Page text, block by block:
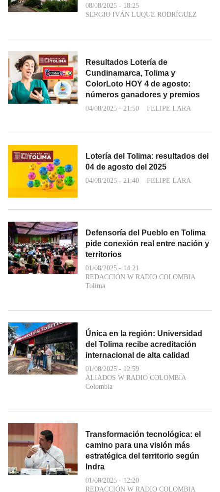
08/08/2025 - 18:25
SERGIO IVÁN LUQUE RODRÍGUEZ
Resultados Lotería de
Cundinamarca, Tolima y
ColorLoto HOY 4 de agosto:
números ganadores y premios
04/08/2025 - 21:50 FELIPE LARA
Lotería del Tolima: resultados del
04 de agosto del 2025
04/08/2025 - 21:40 FELIPE LARA
Defensoría del Pueblo en Tolima
pide conexión real entre nación y
territorios
01/08/2025 - 14:21
REDACCIÓN W RADIO COLOMBIA
Tolima
Única en la región: Universidad
del Tolima recibe acreditación
internacional de alta calidad
01/08/2025 - 12:59
ALIADOS W RADIO COLOMBIA
Colombia
Transformación tecnológica: el
camino para una visión más
estratégica del territorio según
Indra
01/08/2025 - 12:20
REDACCIÓN W RADIO COLOMBIA